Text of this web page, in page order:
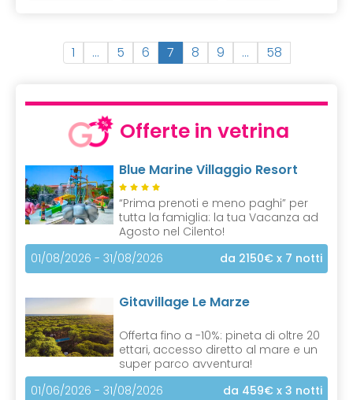
1 … 5 6 7(
c
r
r
e
t
8 9 … 58
Offerte in vetrina
Blue Marine Villaggio Resort
“Prima prenoti e meno paghi” per
tutta la famiglia: la tua Vacanza ad
Agosto nel Cilento!
01/08/2026 - 31/08/2026
da 2150€ x 7 notti
Gitavillage Le Marze
Offerta fino a -10%: pineta di oltre 20
ettari, accesso diretto al mare e un
super parco avventura!
01/06/2026 - 31/08/2026
da 459€ x 3 notti